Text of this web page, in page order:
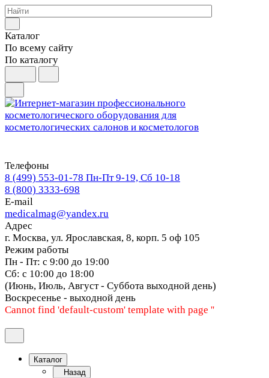
Каталог
По всему сайту
По каталогу
Телефоны
8 (499) 553-01-78 Пн-Пт 9-19, Сб 10-18
8 (800) 3333-698
E-mail
medicalmag@yandex.ru
Адрес
г. Москва, ул. Ярославская, 8, корп. 5 оф 105
Режим работы
Пн - Пт: с 9:00 до 19:00
Сб: с 10:00 до 18:00
(Июнь, Июль, Август - Суббота выходной день)
Воскресенье - выходной день
Cannot find 'default-custom' template with page ''
Каталог
Назад